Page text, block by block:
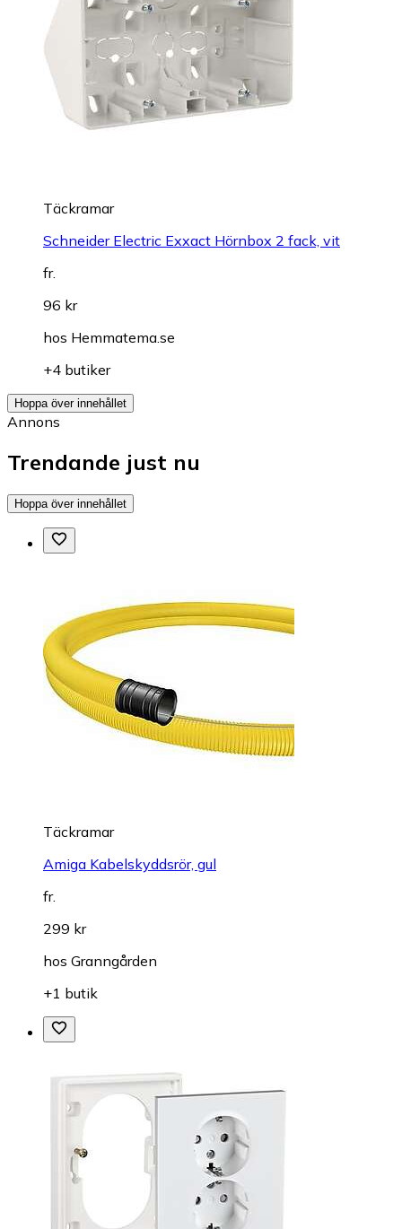
Täckramar
Schneider Electric Exxact Hörnbox 2 fack, vit
fr.
96 kr
hos Hemmatema.se
+4 butiker
Hoppa över innehållet
Annons
Trendande just nu
Hoppa över innehållet
Täckramar
Amiga Kabelskyddsrör, gul
fr.
299 kr
hos Granngården
+1 butik